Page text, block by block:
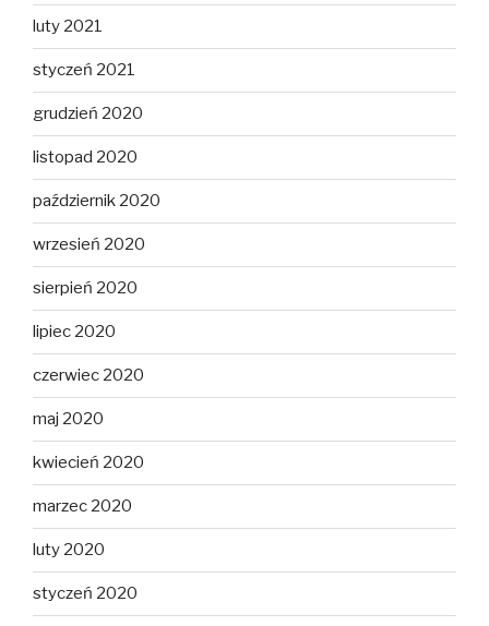
luty 2021
styczeń 2021
grudzień 2020
listopad 2020
październik 2020
wrzesień 2020
sierpień 2020
lipiec 2020
czerwiec 2020
maj 2020
kwiecień 2020
marzec 2020
luty 2020
styczeń 2020